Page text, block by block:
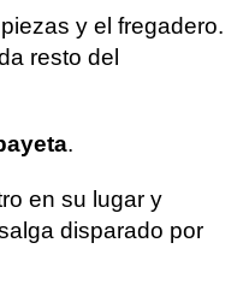
y el fregadero.
resto del
.
en su lugar y
disparado por